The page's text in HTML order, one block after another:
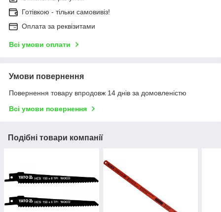
Готівкою - тільки самовивіз!
Оплата за реквізитами
Всі умови оплати
Умови повернення
Повернення товару впродовж 14 днів за домовленістю
Всі умови повернення
Подібні товари компанії